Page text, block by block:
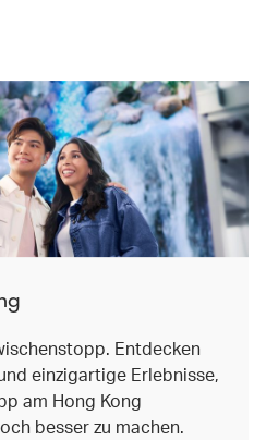
Entdecken
einzigartige Erlebnisse,
am Hong Kong
besser zu machen.